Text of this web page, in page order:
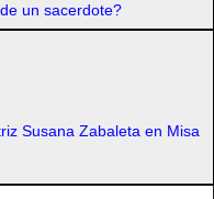
un sacerdote?
Susana Zabaleta en Misa